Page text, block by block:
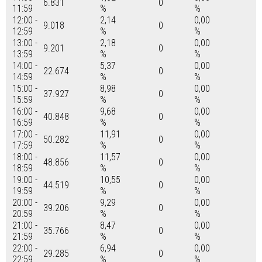
11:59
6.831
%
0
%
12:00 -
12:59
9.018
2,14
%
0
0,00
%
13:00 -
13:59
9.201
2,18
%
0
0,00
%
14:00 -
14:59
22.674
5,37
%
0
0,00
%
15:00 -
15:59
37.927
8,98
%
0
0,00
%
16:00 -
16:59
40.848
9,68
%
0
0,00
%
17:00 -
17:59
50.282
11,91
%
0
0,00
%
18:00 -
18:59
48.856
11,57
%
0
0,00
%
19:00 -
19:59
44.519
10,55
%
0
0,00
%
20:00 -
20:59
39.206
9,29
%
0
0,00
%
21:00 -
21:59
35.766
8,47
%
0
0,00
%
22:00 -
22:59
29.285
6,94
%
0
0,00
%